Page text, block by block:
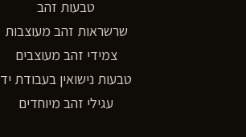
טבעות זהב
שרשראות זהב מעוצבות
צמידי זהב מעוצבים
טבעות נישואין בעבודת יד
עגילי זהב מיוחדים